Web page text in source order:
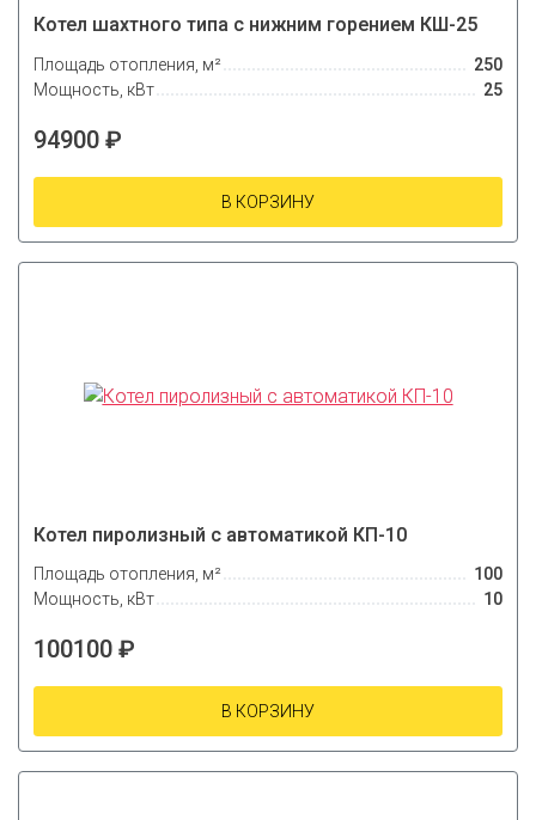
Котел шахтного типа с нижним горением КШ-25
Площадь отопления, м²
250
Мощность, кВт
25
94900 ₽
В КОРЗИНУ
Котел пиролизный с автоматикой КП-10
Площадь отопления, м²
100
Мощность, кВт
10
100100 ₽
В КОРЗИНУ